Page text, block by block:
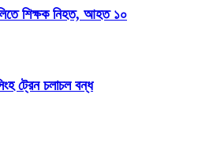
শিক্ষক নিহত, আহত ১০
ট্রেন চলাচল বন্ধ